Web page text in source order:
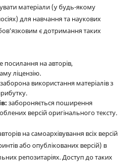
матеріали (у будь-якому
для навчання та наукових
є дотримання таких
на авторів,
ліцензію.
використання матеріалів з
забороняється поширення
версій оригінального тексту.
на самоархівування всіх версій
або опублікованих версій) в
репозитаріях. Доступ до таких